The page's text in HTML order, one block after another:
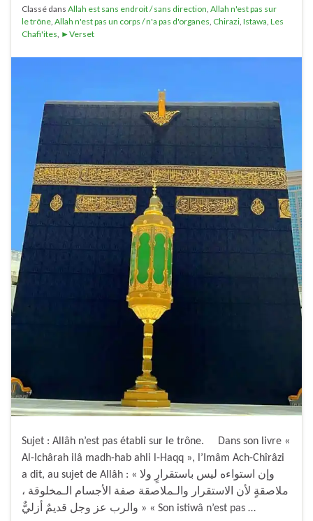
Classé dans Allah est sans endroit / sans direction Allah n'est pas sur
le trône Allah n'est pas un corps / n'a pas d'organes Chirazi Istawa Les
Chafi'ites ►Verset
Sujet : Allâh n’est pas établi sur le trône. Dans son livre «
Al-Ichârah ilâ madh-hab ahli l-Haqq », l’Imâm Ach-Chîrâzi
a dit, au sujet de Allâh : « وإن استواءه ليس باستقرارٍ ولا
ملاصقةٍ لأن الاستقرار والـملاصقة صفة الأجسام الـمخلوقة ،
والرب عز وجل قديمٌ أزليٌّ » « Son istiwâ n’est pas …